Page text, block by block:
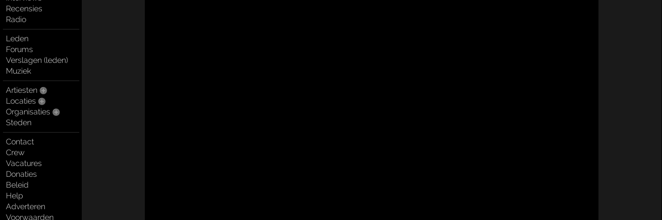
Recensies
Radio
Leden
Forums
Verslagen (leden)
Muziek
Artiesten
Locaties
Organisaties
Steden
Contact
Crew
Vacatures
Donaties
Beleid
Help
Adverteren
Voorwaarden